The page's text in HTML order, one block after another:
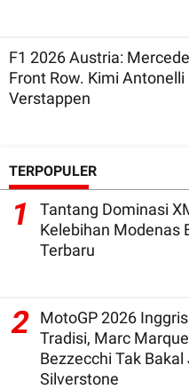
F1 2026 Austria:
Front Row. Kimi
Verstappen
TERPOPULER
1
Tantang Dominasi
Kelebihan Modenas
Terbaru
2
MotoGP 2026
Tradisi, Marc
Bezzecchi Tak Bakal
Silverstone